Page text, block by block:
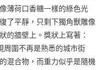
薄荷口香糖一樣的綠色光
復了平靜，只剩下獨角獸雕像
的牆壁上。獎狀上寫著：
周圍不再是熟悉的城市街
混合物，而重力似乎是隨機